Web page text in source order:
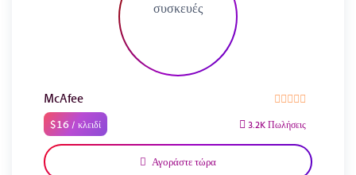
McAfee
$16 / κλειδί 3.2K Πωλήσεις
Αγοράστε τώρα